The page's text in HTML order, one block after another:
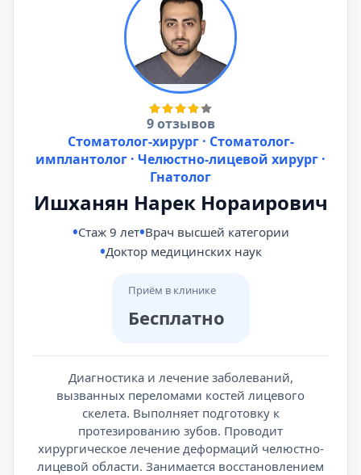
9 отзывов
Стоматолог-хирург · Стоматолог-
имплантолог · Челюстно-лицевой хирург ·
Гнатолог
Ишханян Нарек Нораирович
Стаж 9 лет Врач высшей категории
Доктор медицинских наук
Приём в клинике
Бесплатно
Диагностика и лечение заболеваний,
вызванных переломами костей лицевого
скелета. Выполняет подготовку к
протезированию зубов. Проводит
хирургическое лечение деформаций челюстно-
лицевой области. Занимается восстановлением